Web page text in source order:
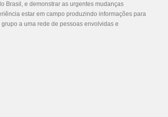
Brasil, e demonstrar as urgentes mudanças
estar em campo produzindo informações para
a uma rede de pessoas envolvidas e